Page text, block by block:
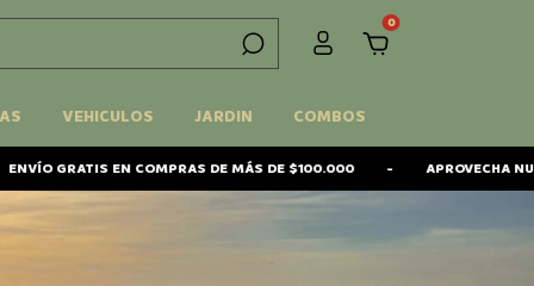
0
VEHICULOS JARDIN COMBOS
DE MÁS DE $100.000 - APROVECHA NUESTRAS CUOTAS SIN